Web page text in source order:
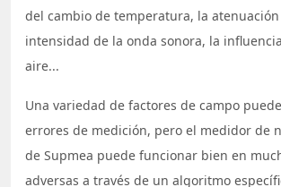
del cambio de temperatura, la
intensidad de la onda sonora, la
aire...
Una variedad de factores de campo
errores de medición, pero el medidor de
de Supmea puede funcionar bien en
adversas a través de un algoritmo